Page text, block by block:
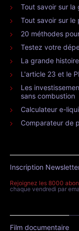
Tout savoir sur la
Tout savoir sur le
20 méthodes
Testez votre
La grande
L'article 23 et le
Les
sans combustion
Calculateur e-
Comparateur de
Inscription
Rejoignez les 8000
chaque vendredi par
Film documentaire